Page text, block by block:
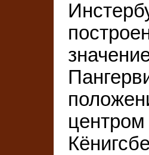
центром